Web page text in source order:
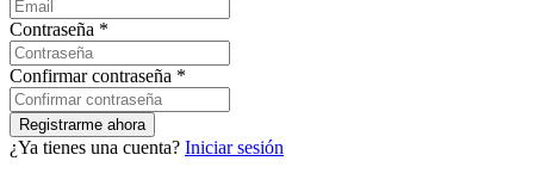
Contraseña *
Confirmar contraseña *
¿Ya tienes una cuenta? Iniciar sesión